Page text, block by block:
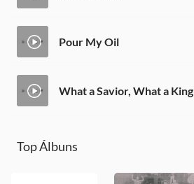
Pour My Oil
What a Savior, What a King
Top Álbuns